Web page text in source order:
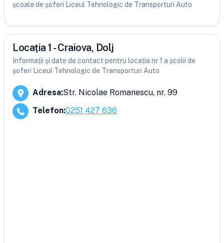
școala de șoferi Liceul Tehnologic de Transporturi Auto
Locația 1 - Craiova, Dolj
Informații și date de contact pentru locația nr 1 a școlii de
șoferi Liceul Tehnologic de Transporturi Auto
Adresa:Str. Nicolae Romanescu, nr. 99
Telefon:0251 427 636